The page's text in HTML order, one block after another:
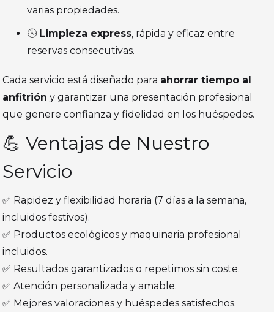
varias propiedades.
🕓 Limpieza express, rápida y eficaz entre
reservas consecutivas.
Cada servicio está diseñado para ahorrar tiempo al
anfitrión y garantizar una presentación profesional
que genere confianza y fidelidad en los huéspedes.
💪 Ventajas de Nuestro
Servicio
✅ Rapidez y flexibilidad horaria (7 días a la semana,
incluidos festivos).
✅ Productos ecológicos y maquinaria profesional
incluidos.
✅ Resultados garantizados o repetimos sin coste.
✅ Atención personalizada y amable.
✅ Mejores valoraciones y huéspedes satisfechos.